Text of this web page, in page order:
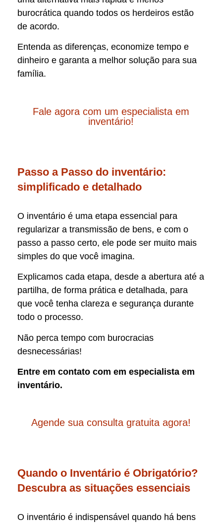
burocrática quando todos os herdeiros estão
de acordo.
Entenda as diferenças, economize tempo e
dinheiro e garanta a melhor solução para sua
família.
Fale agora com um especialista em
inventário!
Passo a Passo do inventário:
simplificado e detalhado
O inventário é uma etapa essencial para
regularizar a transmissão de bens, e com o
passo a passo certo, ele pode ser muito mais
simples do que você imagina.
Explicamos cada etapa, desde a abertura até a
partilha, de forma prática e detalhada, para
que você tenha clareza e segurança durante
todo o processo.
Não perca tempo com burocracias
desnecessárias!
Entre em contato com em especialista em
inventário.
Agende sua consulta gratuita agora!
Quando o Inventário é Obrigatório?
Descubra as situações essenciais
O inventário é indispensável quando há bens